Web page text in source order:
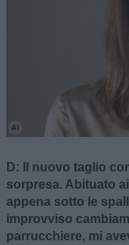
D: Il nuovo taglio
sorpresa. Abituato
appena sotto le
improvviso
parrucchiere, mi